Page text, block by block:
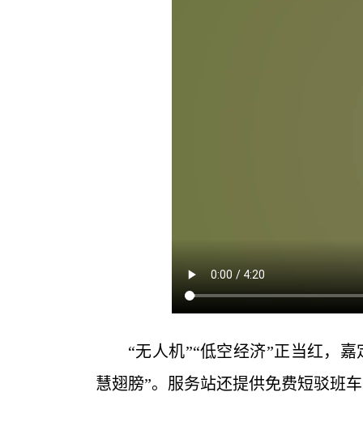
“无人机”“低空经济”正当红，
慧翅膀”。服务站还提供免费短驳班